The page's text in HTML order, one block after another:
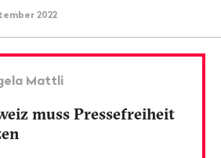
2022
Mattli
muss Pressefreiheit